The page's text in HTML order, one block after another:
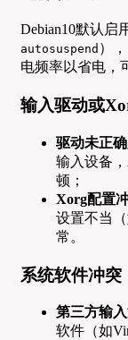
Debian10默认启
autosuspend ）
电频率以省电，
输入驱动或
驱动未正
输入设备
顿；
Xorg配置
设置不当
常。
系统软件冲突
第三方输
软件（如